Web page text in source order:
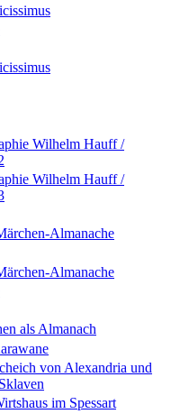
Wilhelm Hauff /
Wilhelm Hauff /
Almanache
Almanache
als Almanach
von Alexandria und
im Spessart